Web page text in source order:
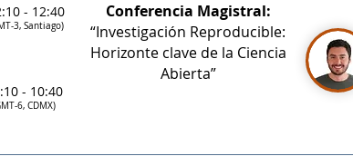
- 12:40
3, Santiago)
- 10:40
6, CDMX)
Conferencia Magistral:
“Investigación Reproducible:
Horizonte clave de la Ciencia
Abierta”